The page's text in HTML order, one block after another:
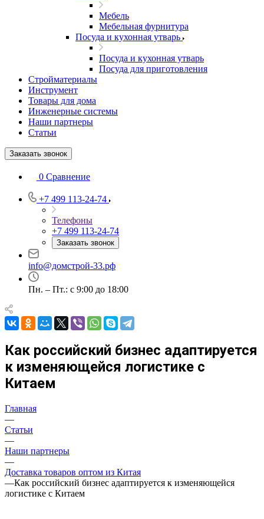
Мебель
Мебельная фурнитура
Посуда и кухонная утварь
Посуда и кухонная утварь
Посуда для приготовления
Стройматериалы
Инструмент
Товары для дома
Инженерные системы
Наши партнеры
Статьи
Заказать звонок
0 Сравнение
+7 499 113-24-74
Телефоны
+7 499 113-24-74
Заказать звонок
info@домстрой-33.рф
Пн. – Пт.: с 9:00 до 18:00
Как российский бизнес адаптируется
к изменяющейся логистике с
Китаем
Главная
—
Статьи
—
Наши партнеры
—
Доставка товаров оптом из Китая
—Как российский бизнес адаптируется к изменяющейся
логистике с Китаем